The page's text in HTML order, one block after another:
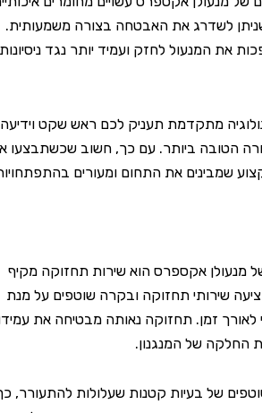
לשדרג את האבטחה בצורה משמעותית.
המנעול לחזק ועמיד יותר נגד ניסיונות
מתקדמת תעניק לכם ראש שקט וידיעה
ביותר. עם כך, חשוב שכשתבצעו את
את התחום ומעורים בהתפתחויות
אקספרס הוא שירות תחזוקה מקיף
תחזוקה ובקרה שוטפים על מנת
זמן. תחזוקה נאותה מבטיחה את עמידות
של המנגנון.
של בעיות קטנות שעלולות להתעורר, כך